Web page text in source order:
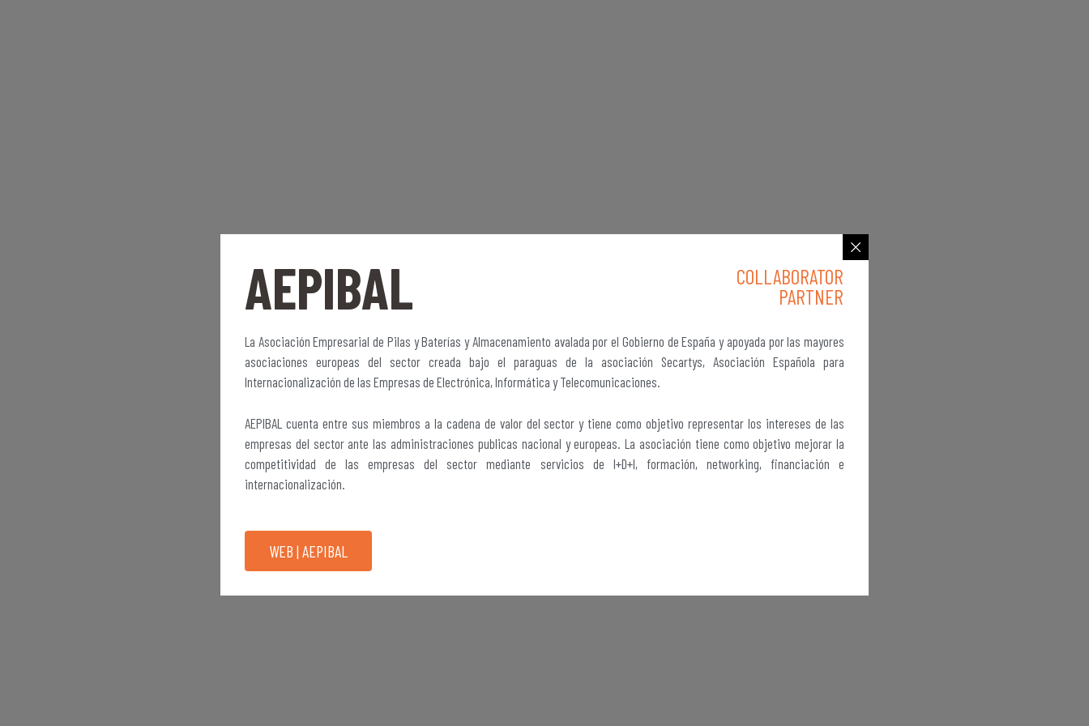
AEPIBAL
COLLABORATOR
PARTNER
La Asociación Empresarial de Pilas y Baterías y Almacenamiento avalada por el Gobierno de España y apoyada por las mayores
asociaciones europeas del sector creada bajo el paraguas de la asociación Secartys, Asociación Española para
Internacionalización de las Empresas de Electrónica, Informática y Telecomunicaciones.
AEPIBAL cuenta entre sus miembros a la cadena de valor del sector y tiene como objetivo representar los intereses de las
empresas del sector ante las administraciones publicas nacional y europeas. La asociación tiene como objetivo mejorar la
competitividad de las empresas del sector mediante servicios de I+D+I, formación, networking, financiación e
internacionalización.
WEB | AEPIBAL